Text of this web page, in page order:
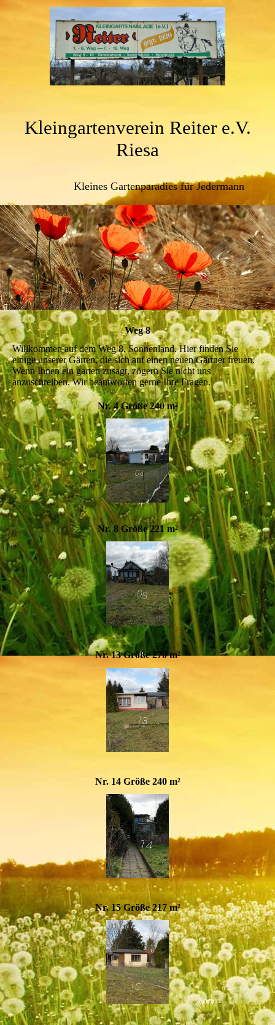
Kleingartenverein Reiter e.V.
Riesa
Kleines Gartenparadies für Jedermann
Weg 8
Willkommen auf dem Weg 8, Sonnenland. Hier finden Sie
einige unserer Gärten, die sich auf einen neuen Gärtner freuen.
Wenn Ihnen ein garten zusagt, zögern Sie nicht uns
anzuschreiben. Wir beantworten gerne Ihre Fragen.
Nr. 4 Größe 240 m²
Nr. 8 Größe 221 m²
Nr. 13 Größe 270 m²
Nr. 14 Größe 240 m²
Nr. 15 Größe 217 m²